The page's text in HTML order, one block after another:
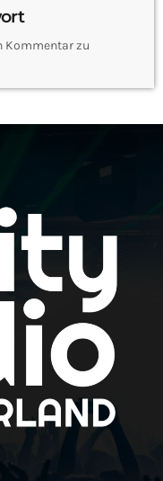
Kommentar zu